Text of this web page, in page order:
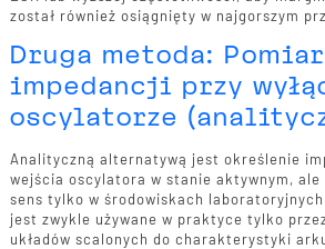
został również osiągnięty w najgorszym
Druga metoda: Pomiar
impedancji przy
oscylatorze
Analityczną alternatywą jest określenie
wejścia oscylatora w stanie aktywnym, ale
sens tylko w środowiskach
jest zwykle używane w praktyce tylko
układów scalonych do charakterystyki